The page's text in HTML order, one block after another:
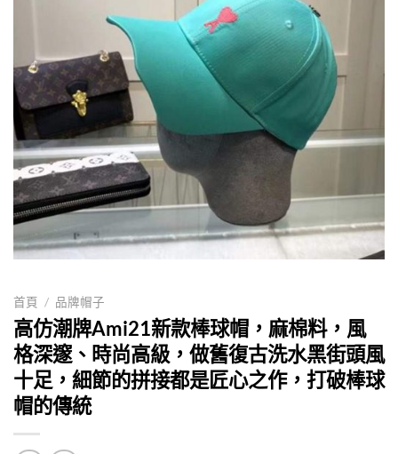
首頁 / 品牌帽子
高仿潮牌Ami21新款棒球帽，麻棉料，風
格深邃、時尚高級，做舊復古洗水黑街頭風
十足，細節的拼接都是匠心之作，打破棒球
帽的傳統